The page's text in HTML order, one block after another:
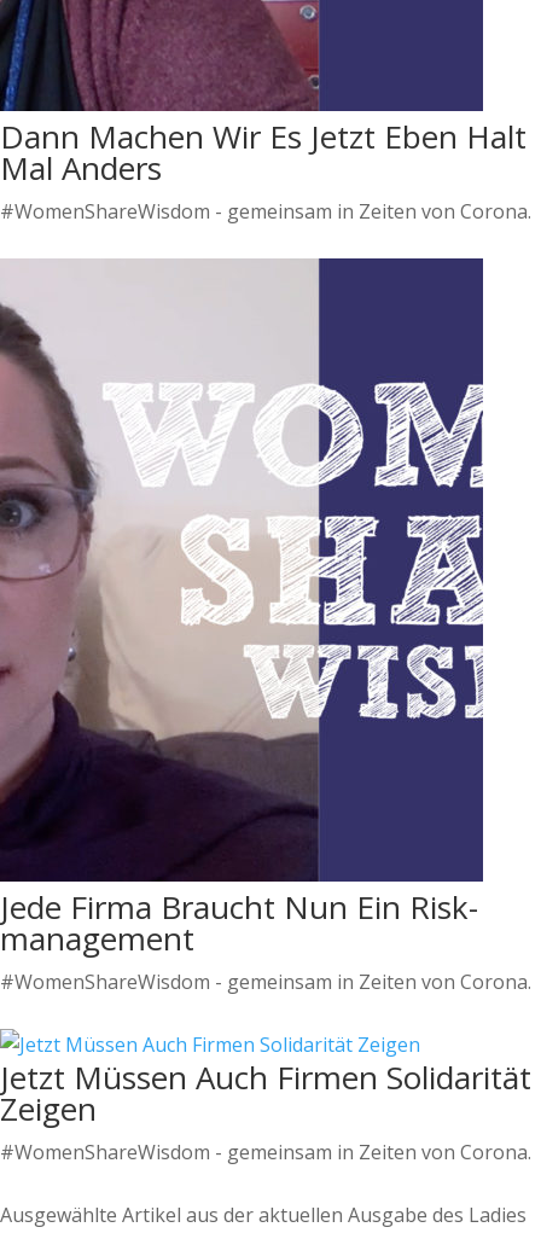
Dann Machen Wir Es Jetzt Eben Halt
Mal Anders
#WomenShareWisdom - gemeinsam in Zeiten von Corona.
Jede Firma Braucht Nun Ein Risk-
management
#WomenShareWisdom - gemeinsam in Zeiten von Corona.
Jetzt Müssen Auch Firmen Solidarität
Zeigen
#WomenShareWisdom - gemeinsam in Zeiten von Corona.
Ausgewählte Artikel aus der aktuellen Ausgabe des Ladies